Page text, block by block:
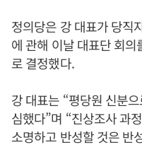
정의당은 강 대표가 당직
에 관해 이날 대표단 회
로 결정했다.
강 대표는 “평당원 신분
심했다”며 “진상조사 과
소명하고 반성할 것은 반